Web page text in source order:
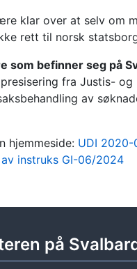
klar over at selv om
rett til norsk
som befinner seg på
fra Justis-
av
hjemmeside: UDI 2020-
instruks GI-06/2024
på